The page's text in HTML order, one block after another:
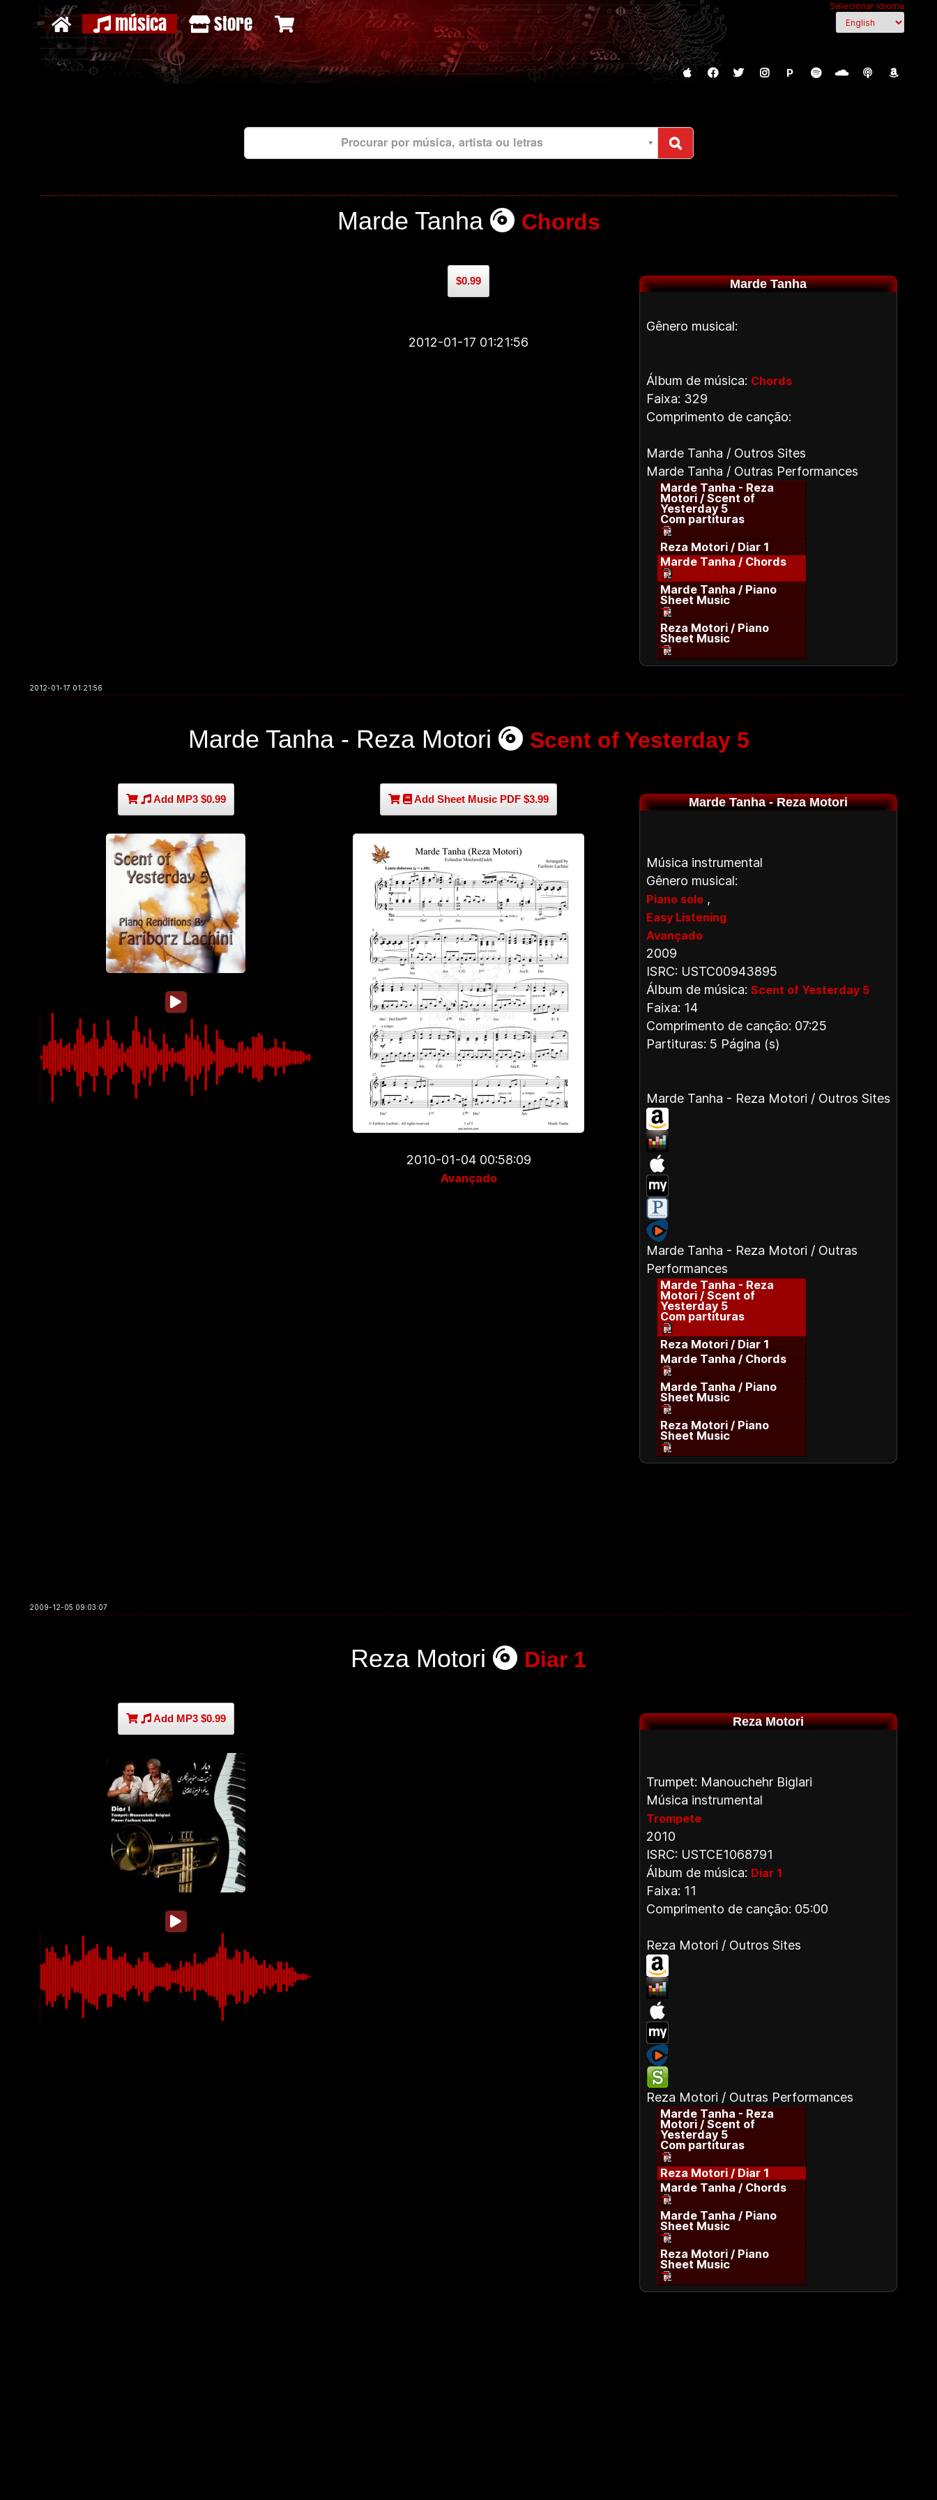
Selecionar idioma
música Store
P
Procurar por música, artista ou letras
Marde Tanha Chords
$0.99
2012-01-17 01:21:56
Marde Tanha
Gênero musical:
Álbum de música: Chords
Faixa: 329
Comprimento de canção:
Marde Tanha / Outros Sites
Marde Tanha / Outras Performances
Marde Tanha - Reza
Motori / Scent of
Yesterday 5
Com partituras
Reza Motori / Diar 1
Marde Tanha / Chords
Marde Tanha / Piano
Sheet Music
Reza Motori / Piano
Sheet Music
2012-01-17 01:21:56
Marde Tanha - Reza Motori Scent of Yesterday 5
Add MP3 $0.99 Add Sheet Music PDF $3.99
2010-01-04 00:58:09
Avançado
Marde Tanha - Reza Motori
Música instrumental
Gênero musical:
Piano solo ,
Easy Listening
Avançado
2009
ISRC: USTC00943895
Álbum de música: Scent of Yesterday 5
Faixa: 14
Comprimento de canção: 07:25
Partituras: 5 Página (s)
Marde Tanha - Reza Motori / Outros Sites
Marde Tanha - Reza Motori / Outras
Performances
Marde Tanha - Reza
Motori / Scent of
Yesterday 5
Com partituras
Reza Motori / Diar 1
Marde Tanha / Chords
Marde Tanha / Piano
Sheet Music
Reza Motori / Piano
Sheet Music
2009-12-05 09:03:07
Reza Motori Diar 1
Add MP3 $0.99 Reza Motori
Trumpet: Manouchehr Biglari
Música instrumental
Trompete
2010
ISRC: USTCE1068791
Álbum de música: Diar 1
Faixa: 11
Comprimento de canção: 05:00
Reza Motori / Outros Sites
Reza Motori / Outras Performances
Marde Tanha - Reza
Motori / Scent of
Yesterday 5
Com partituras
Reza Motori / Diar 1
Marde Tanha / Chords
Marde Tanha / Piano
Sheet Music
Reza Motori / Piano
Sheet Music